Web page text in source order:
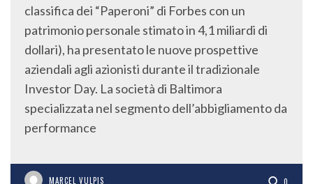
classifica dei “Paperoni” di Forbes con un
patrimonio personale stimato in 4,1 miliardi di
dollari), ha presentato le nuove prospettive
aziendali agli azionisti durante il tradizionale
Investor Day. La società di Baltimora
specializzata nel segmento dell’abbigliamento da
performance
MARCEL VULPIS